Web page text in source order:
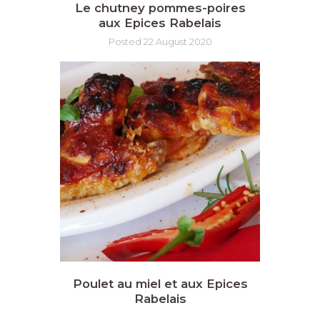
Le chutney pommes-poires
aux Epices Rabelais
Posted 22 August 2020
Poulet au miel et aux Epices
Rabelais